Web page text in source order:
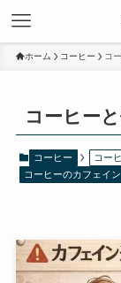
ホーム コーヒー コ
コーヒー
コーヒー コー
コーヒーのカフェイン